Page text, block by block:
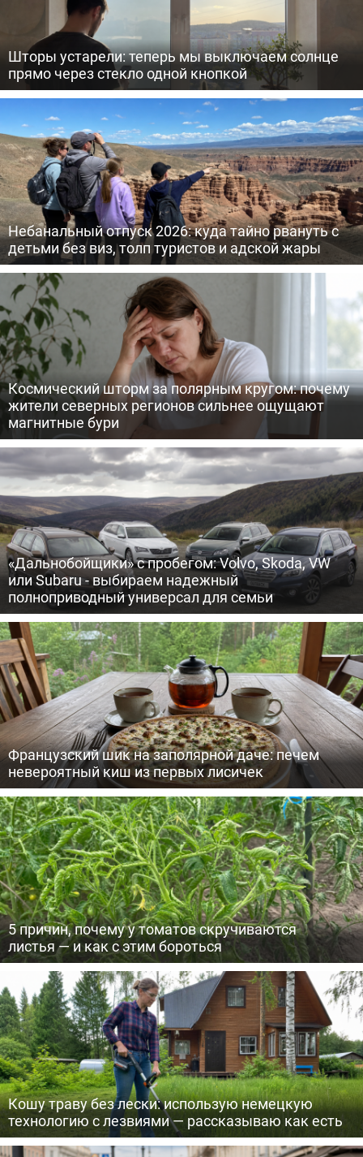
Шторы устарели: теперь мы выключаем солнце
прямо через стекло одной кнопкой
Небанальный отпуск 2026: куда тайно рвануть с
детьми без виз, толп туристов и адской жары
Космический шторм за полярным кругом: почему
жители северных регионов сильнее ощущают
магнитные бури
«Дальнобойщики» с пробегом: Volvo, Skoda, VW
или Subaru - выбираем надежный
полноприводный универсал для семьи
Французский шик на заполярной даче: печем
невероятный киш из первых лисичек
5 причин, почему у томатов скручиваются
листья — и как с этим бороться
Кошу траву без лески: использую немецкую
технологию с лезвиями — рассказываю как есть